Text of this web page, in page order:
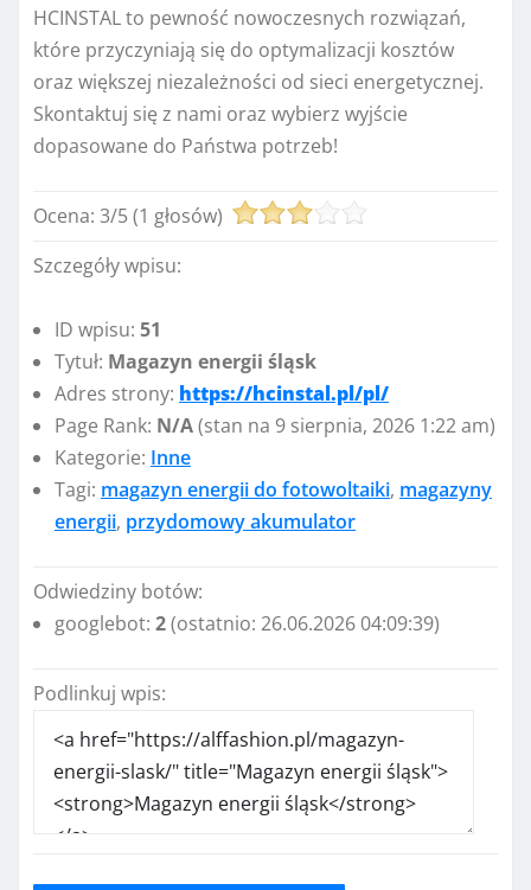
HCINSTAL to pewność nowoczesnych rozwiązań,
które przyczyniają się do optymalizacji kosztów
oraz większej niezależności od sieci energetycznej.
Skontaktuj się z nami oraz wybierz wyjście
dopasowane do Państwa potrzeb!
Ocena: 3/5(1 głosów)
Szczegóły wpisu:
ID wpisu: 51
Tytuł: Magazyn energii śląsk
Adres strony: https://hcinstal.pl/pl/
Page Rank: N/A(stan na 9 sierpnia, 2026 1:22 am)
Kategorie: Inne
Tagi: magazyn energii do fotowoltaiki, magazyny
energii, przydomowy akumulator
Odwiedziny botów:
googlebot: 2(ostatnio: 26.06.2026 04:09:39)
Podlinkuj wpis: